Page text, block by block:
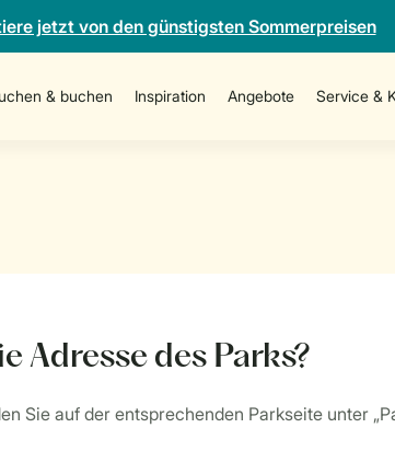
jetzt von den günstigsten Sommerpreisen
& buchen Inspiration Angebote Service &